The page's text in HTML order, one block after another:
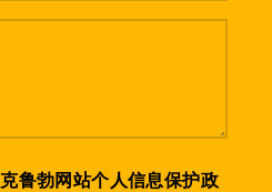
克鲁勃网站个人信息保护政